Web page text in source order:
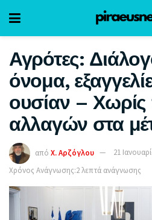
Αγρότες:
όνομα,
ουσίαν – Χωρίς
αλλαγών στα
από Χ. Αρζόγλου
21
Χρόνος Ανάγνωσης:2 λεπτά ανάγνωσης